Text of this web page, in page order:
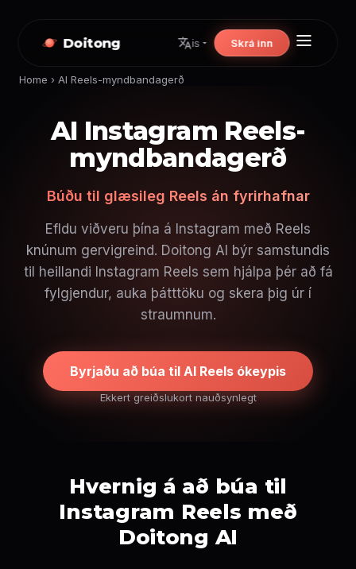
Doitong is Skrá inn
Home › AI Reels-myndbandagerð
AI Instagram Reels-
myndbandagerð
Búðu til glæsileg Reels án fyrirhafnar
Efldu viðveru þína á Instagram með Reels
knúnum gervigreind. Doitong AI býr samstundis
til heillandi Instagram Reels sem hjálpa þér að fá
fylgjendur, auka þátttöku og skera þig úr í
straumnum.
Byrjaðu að búa til AI Reels ókeypis
Ekkert greiðslukort nauðsynlegt
Hvernig á að búa til
Instagram Reels með
Doitong AI